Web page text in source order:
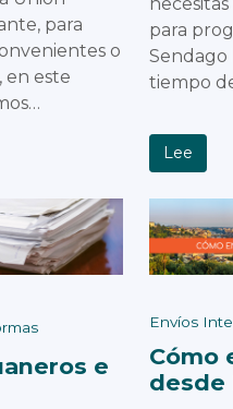
para
o
en este
para
Sendago
tiempo
Lee
e
Envíos
Cómo
desde